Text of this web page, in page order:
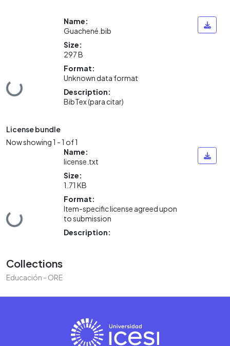
Name:
Guachené.bib
Size:
297 B
Format:
Unknown data format
Description:
BibTex (para citar)
License bundle
Now showing1 - 1 of 1
Name:
license.txt
Size:
1.71 KB
Format:
Item-specific license agreed upon
to submission
Description:
Collections
Educación - ORE